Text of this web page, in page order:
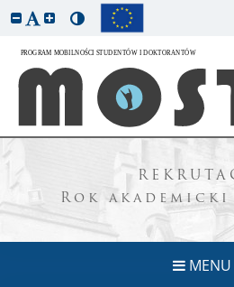
Rok akademicki
MENU